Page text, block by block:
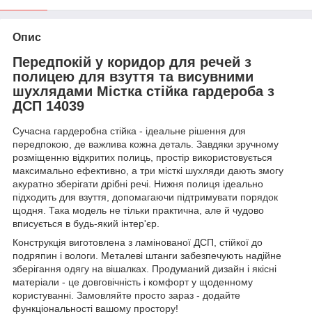
Опис
Передпокій у коридор для речей з
полицею для взуття та висувними
шухлядами Містка стійка гардероба з
ДСП 14039
Сучасна гардеробна стійка - ідеальне рішення для
передпокою, де важлива кожна деталь. Завдяки зручному
розміщенню відкритих полиць, простір використовується
максимально ефективно, а три місткі шухляди дають змогу
акуратно зберігати дрібні речі. Нижня полиця ідеально
підходить для взуття, допомагаючи підтримувати порядок
щодня. Така модель не тільки практична, але й чудово
вписується в будь-який інтер'єр.
Конструкція виготовлена з ламінованої ДСП, стійкої до
подряпин і вологи. Металеві штанги забезпечують надійне
зберігання одягу на вішалках. Продуманий дизайн і якісні
матеріали - це довговічність і комфорт у щоденному
користуванні. Замовляйте просто зараз - додайте
функціональності вашому простору!